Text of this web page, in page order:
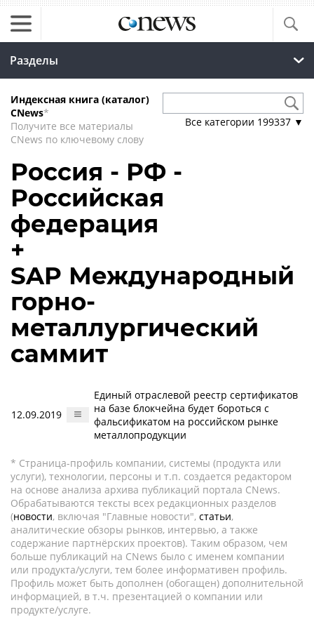
Разделы
Индексная книга (каталог)
CNews*
Получите все материалы
CNews по ключевому слову
Все категории 199337 ▼
Россия - РФ -
Российская
федерация
+
SAP Международный
горно-
металлургический
саммит
12.09.2019
Единый отраслевой реестр сертификатов
на базе блокчейна будет бороться с
фальсификатом на российском рынке
металлопродукции
* Страница-профиль компании, системы (продукта или
услуги), технологии, персоны и т.п. создается редактором
на основе анализа архива публикаций портала CNews.
Обрабатываются тексты всех редакционных разделов
(новости, включая "Главные новости", статьи,
аналитические обзоры рынков, интервью, а также
содержание партнёрских проектов). Таким образом, чем
больше публикаций на CNews было с именем компании
или продукта/услуги, тем более информативен профиль.
Профиль может быть дополнен (обогащен) дополнительной
информацией, в т.ч. презентацией о компании или
продукте/услуге.